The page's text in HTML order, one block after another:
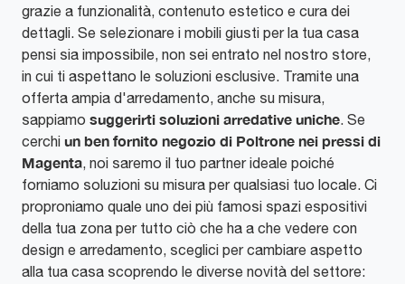
grazie a funzionalità, contenuto estetico e cura dei
dettagli. Se selezionare i mobili giusti per la tua casa
pensi sia impossibile, non sei entrato nel nostro store,
in cui ti aspettano le soluzioni esclusive. Tramite una
offerta ampia d'arredamento, anche su misura,
sappiamo suggerirti soluzioni arredative uniche. Se
cerchi un ben fornito negozio di Poltrone nei pressi di
Magenta, noi saremo il tuo partner ideale poiché
forniamo soluzioni su misura per qualsiasi tuo locale. Ci
proproniamo quale uno dei più famosi spazi espositivi
della tua zona per tutto ciò che ha a che vedere con
design e arredamento, sceglici per cambiare aspetto
alla tua casa scoprendo le diverse novità del settore: